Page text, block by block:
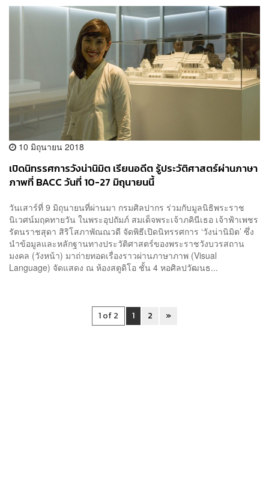
10 มิถุนายน 2018
เปิดนิทรรศการวังน่านิมิต เรียนอดีต รู้ประวัติศาสตร์ผ่านภาษา
ภาพที่ BACC วันที่ 10-27 มิถุนายนนี้
วันเสาร์ที่ 9 มิถุนายนที่ผ่านมา กรมศิลปากร ร่วมกับมูลนิธิพระราช
นิเวศน์มฤคทายวัน ในพระอุปถัมภ์ สมเด็จพระเจ้าภคินีเธอ เจ้าฟ้าเพชร
รัตนราชสุดา สิริโสภาพัณณวดี จัดพิธีเปิดนิทรรศการ ‘วังน่านิมิต’ ซึ่ง
นำข้อมูลและหลักฐานทางประวัติศาสตร์ของพระราชวังบวรสถาน
มงคล (วังหน้า) มาถ่ายทอดเรื่องราวผ่านภาษาภาพ (Visual
Language) จัดแสดง ณ ห้องสตูดิโอ ชั้น 4 หอศิลปวัฒนธ...
1 of 2 1 2 »